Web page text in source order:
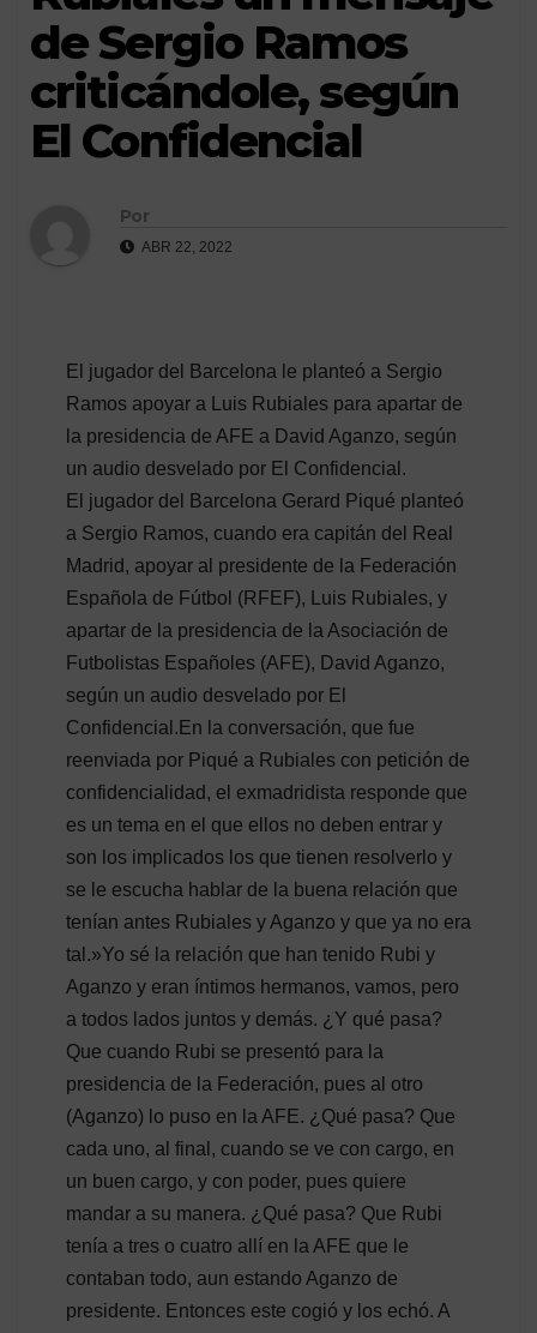
de Sergio Ramos
criticándole, según
El Confidencial
Por
ABR 22, 2022
El jugador del Barcelona le planteó a Sergio
Ramos apoyar a Luis Rubiales para apartar de
la presidencia de AFE a David Aganzo, según
un audio desvelado por El Confidencial.
El jugador del Barcelona Gerard Piqué planteó
a Sergio Ramos, cuando era capitán del Real
Madrid, apoyar al presidente de la Federación
Española de Fútbol (RFEF), Luis Rubiales, y
apartar de la presidencia de la Asociación de
Futbolistas Españoles (AFE), David Aganzo,
según un audio desvelado por El
Confidencial.En la conversación, que fue
reenviada por Piqué a Rubiales con petición de
confidencialidad, el exmadridista responde que
es un tema en el que ellos no deben entrar y
son los implicados los que tienen resolverlo y
se le escucha hablar de la buena relación que
tenían antes Rubiales y Aganzo y que ya no era
tal.»Yo sé la relación que han tenido Rubi y
Aganzo y eran íntimos hermanos, vamos, pero
a todos lados juntos y demás. ¿Y qué pasa?
Que cuando Rubi se presentó para la
presidencia de la Federación, pues al otro
(Aganzo) lo puso en la AFE. ¿Qué pasa? Que
cada uno, al final, cuando se ve con cargo, en
un buen cargo, y con poder, pues quiere
mandar a su manera. ¿Qué pasa? Que Rubi
tenía a tres o cuatro allí en la AFE que le
contaban todo, aun estando Aganzo de
presidente. Entonces este cogió y los echó. A